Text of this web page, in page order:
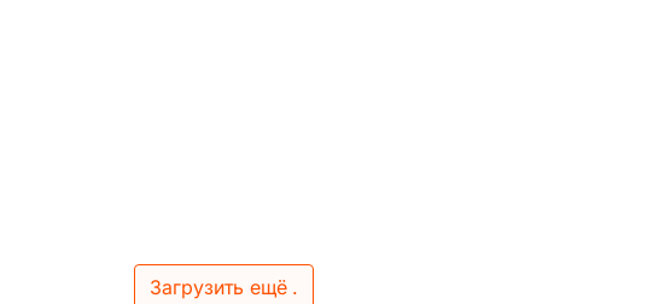
Загрузить ещё .